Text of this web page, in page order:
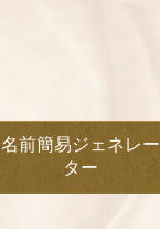
名前簡易ジェネレー
ター